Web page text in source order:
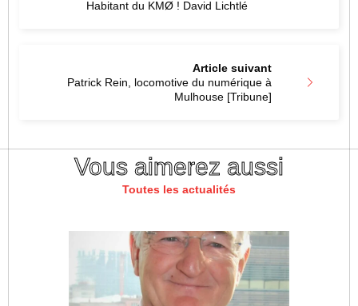
Habitant du KMØ ! David Lichtlé
Article suivant
Patrick Rein, locomotive du numérique à
Mulhouse [Tribune]
Vous aimerez aussi
Toutes les actualités